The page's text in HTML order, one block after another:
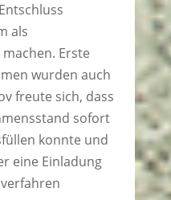
als
Erste
wurden auch
freute sich, dass
sofort
konnte und
eine Einladung